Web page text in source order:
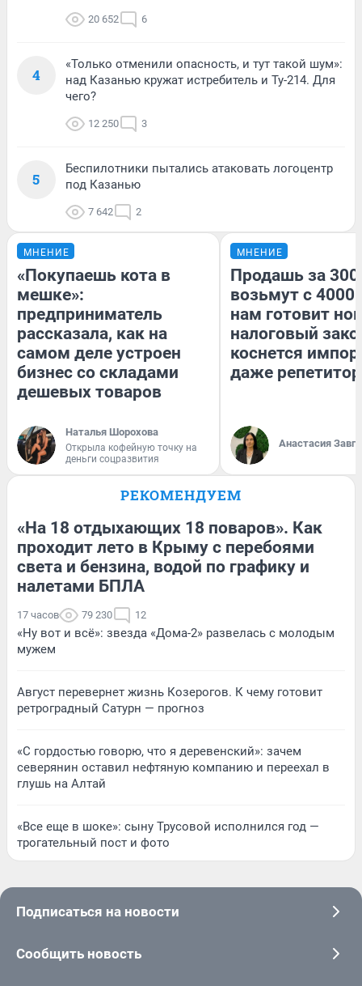
20 652 6
4
«Только отменили опасность, и тут такой шум»:
над Казанью кружат истребитель и Ту-214. Для
чего?
12 250 3
5
Беспилотники пытались атаковать логоцентр
под Казанью
7 642 2
МНЕНИЕ
«Покупаешь кота в
мешке»:
предприниматель
рассказала, как на
самом деле устроен
бизнес со складами
дешевых товаров
Наталья Шорохова
Открыла кофейную точку на
деньги соцразвития
МНЕНИЕ
Продашь за
возьмут с
нам готовит
налоговый
коснется
даже
Анастасия
РЕКОМЕНДУЕМ
«На 18 отдыхающих 18 поваров». Как
проходит лето в Крыму с перебоями
света и бензина, водой по графику и
налетами БПЛА
17 часов 79 230 12
«Ну вот и всё»: звезда «Дома-2» развелась с молодым
мужем
Август перевернет жизнь Козерогов. К чему готовит
ретроградный Сатурн — прогноз
«С гордостью говорю, что я деревенский»: зачем
северянин оставил нефтяную компанию и переехал в
глушь на Алтай
«Все еще в шоке»: сыну Трусовой исполнился год —
трогательный пост и фото
Подписаться на новости
Сообщить новость